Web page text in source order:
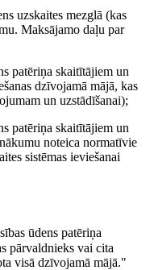
uzskaites mezglā (kas
Maksājamo daļu par
patēriņa skaitītājiem un
dzīvojamā mājā, kas
un uzstādīšanai);
patēriņa skaitītājiem un
noteica normatīvie
sistēmas ieviešanai
ūdens patēriņa
pārvaldnieks vai cita
visā dzīvojamā mājā."